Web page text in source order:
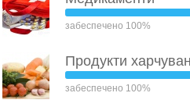
забеспечено 100%
Продукти
забеспечено 100%